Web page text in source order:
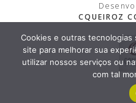
CQUEIROZ
Cookies e outras tecnologias
site para melhorar sua
utilizar nossos serviços ou
com tal